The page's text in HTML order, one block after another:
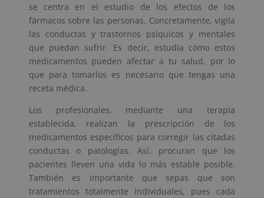
se centra en el estudio de los efectos de los
fármacos sobre las personas. Concretamente, vigila
las conductas y trastornos psíquicos y mentales
que puedan sufrir. Es decir, estudia cómo estos
medicamentos pueden afectar a tu salud, por lo
que para tomarlos es necesario que tengas una
receta médica.
Los profesionales, mediante una terapia
establecida, realizan la prescripción de los
medicamentos específicos para corregir las citadas
conductas o patologías. Así, procuran que los
pacientes lleven una vida lo más estable posible.
También es importante que sepas que son
tratamientos totalmente individuales, pues cada